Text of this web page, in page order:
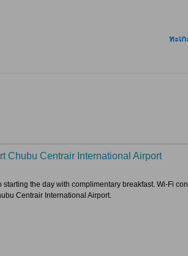
ทะเ
Chubu Centrair International Airport
the day with complimentary breakfast. Wi-Fi
Centrair International Airport.